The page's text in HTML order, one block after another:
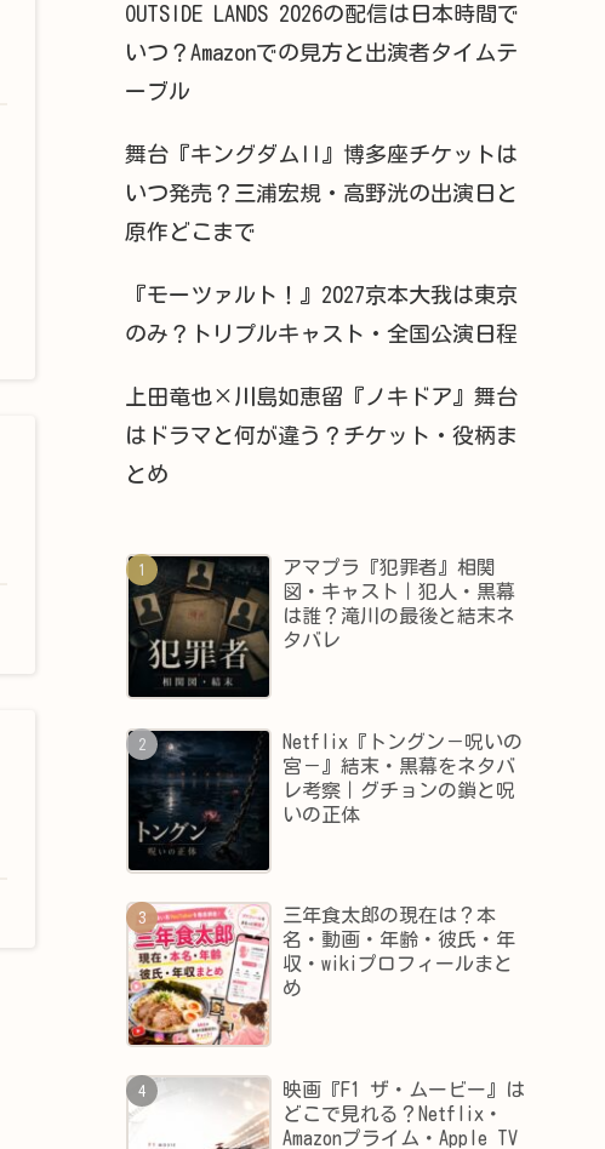
OUTSIDE LANDS 2026の配信は日本時間で
いつ？Amazonでの見方と出演者タイムテ
ーブル
舞台『キングダムII』博多座チケットは
いつ発売？三浦宏規・高野洸の出演日と
原作どこまで
『モーツァルト！』2027京本大我は東京
のみ？トリプルキャスト・全国公演日程
上田竜也×川島如恵留『ノキドア』舞台
はドラマと何が違う？チケット・役柄ま
とめ
アマプラ『犯罪者』相関
図・キャスト｜犯人・黒幕
は誰？滝川の最後と結末ネ
タバレ
Netflix『トングン－呪いの
宮－』結末・黒幕をネタバ
レ考察｜グチョンの鎖と呪
いの正体
三年食太郎の現在は？本
名・動画・年齢・彼氏・年
収・wikiプロフィールまと
め
映画『F1 ザ・ムービー』は
どこで見れる？Netflix・
Amazonプライム・Apple TV